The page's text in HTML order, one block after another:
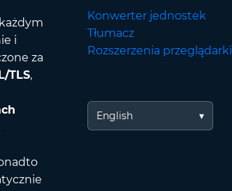
i
za
TLS,
Konwerter jednostek
Tłumacz
Rozszerzenia przeglądarki
English